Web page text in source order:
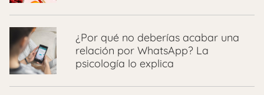
¿Por qué no deberías acabar una
relación por WhatsApp? La
psicología lo explica